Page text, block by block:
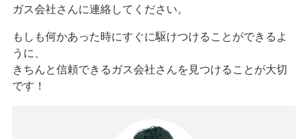
ガス会社さんに連絡してください。
もしも何かあった時にすぐに駆けつけることができるよ
うに、
きちんと信頼できるガス会社さんを見つけることが大切
です！